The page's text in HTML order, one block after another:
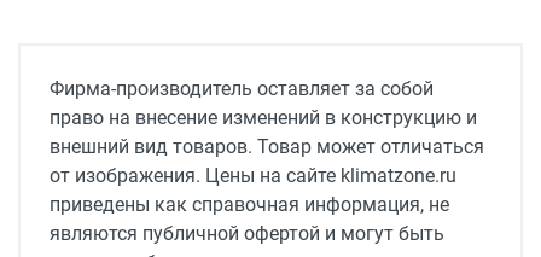
Фирма-производитель оставляет за собой
право на внесение изменений в конструкцию и
внешний вид товаров. Товар может отличаться
от изображения. Цены на сайте klimatzone.ru
приведены как справочная информация, не
являются публичной офертой и могут быть